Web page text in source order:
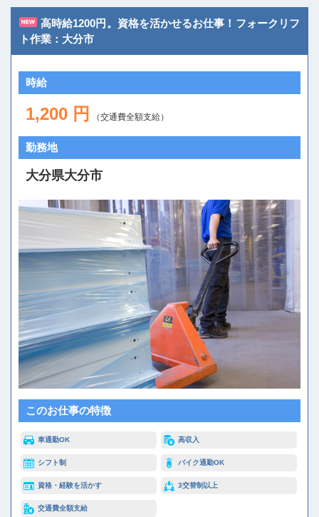
高時給1200円。資格を活かせるお仕事！フォークリフ
ト作業：大分市
時給
1,200 円 （交通費全額支給）
勤務地
大分県大分市
このお仕事の特徴
車通勤OK 高収入
シフト制 バイク通勤OK
資格・経験を活かす 3交替制以上
交通費全額支給